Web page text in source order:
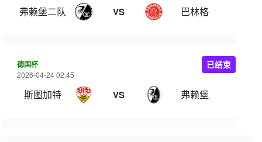
弗赖堡二队 VS 巴林格
德国杯
2026-04-24 02:45
斯图加特 VS 弗赖堡
已结束